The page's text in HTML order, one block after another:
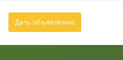
Дать объявление